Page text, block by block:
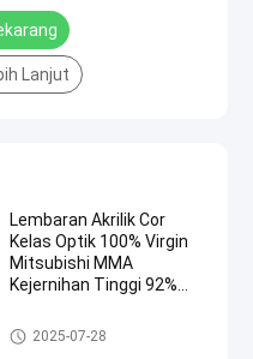
Lanjut
Lembaran Akrilik Cor
Kelas Optik 100% Virgin
Mitsubishi MMA
Kejernihan Tinggi 92%
Lembaran Akrilik Bening
2025-07-28